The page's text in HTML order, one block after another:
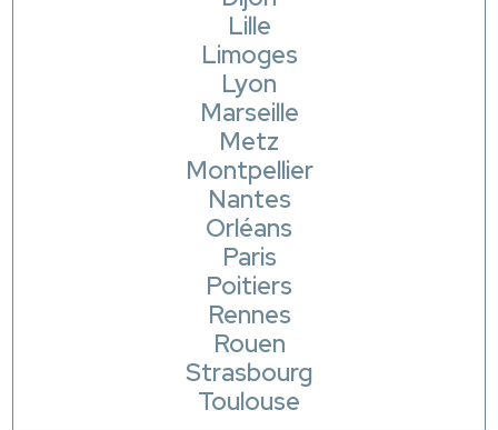
Lille
Limoges
Lyon
Marseille
Metz
Montpellier
Nantes
Orléans
Paris
Poitiers
Rennes
Rouen
Strasbourg
Toulouse